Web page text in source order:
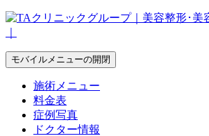
モバイルメニューの開閉
施術メニュー
料金表
症例写真
ドクター情報